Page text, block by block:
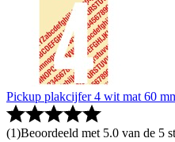
Pickup plakcijfer 4 wit mat 60
(1)Beoordeeld met 5.0 van de 5